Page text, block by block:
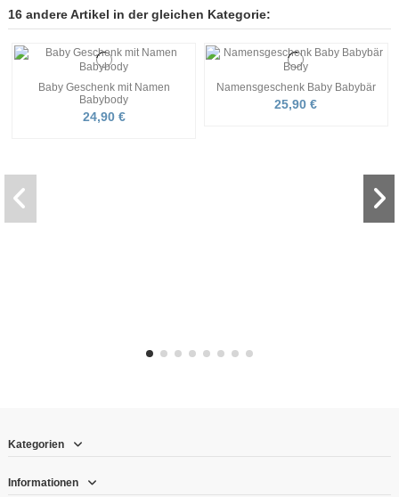
16 andere Artikel in der gleichen Kategorie:
Baby Geschenk mit Namen
Babybody
24,90 €
Namensgeschenk Baby Babybär
25,90 €
Kategorien
Informationen